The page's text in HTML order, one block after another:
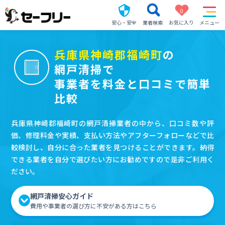
安心・安全 業者検索
0
お気に入り
メニュー
兵庫県神崎郡福崎町の
網戸清掃で
事業者を料金と口コミで簡単
比較
兵庫県神崎郡福崎町の網戸清掃業者の中から、口コミ数や評
価、修理料金や実績、支払い方法やアフターフォローなどで比
較検討し、自分に合った業者を見つけることができます。納得
できる業者を自分で選びたい方にお勧めですので是非ご利用く
ださい。
網戸清掃安心ガイド
費用や事業者の選び方に不安がある方はこちら